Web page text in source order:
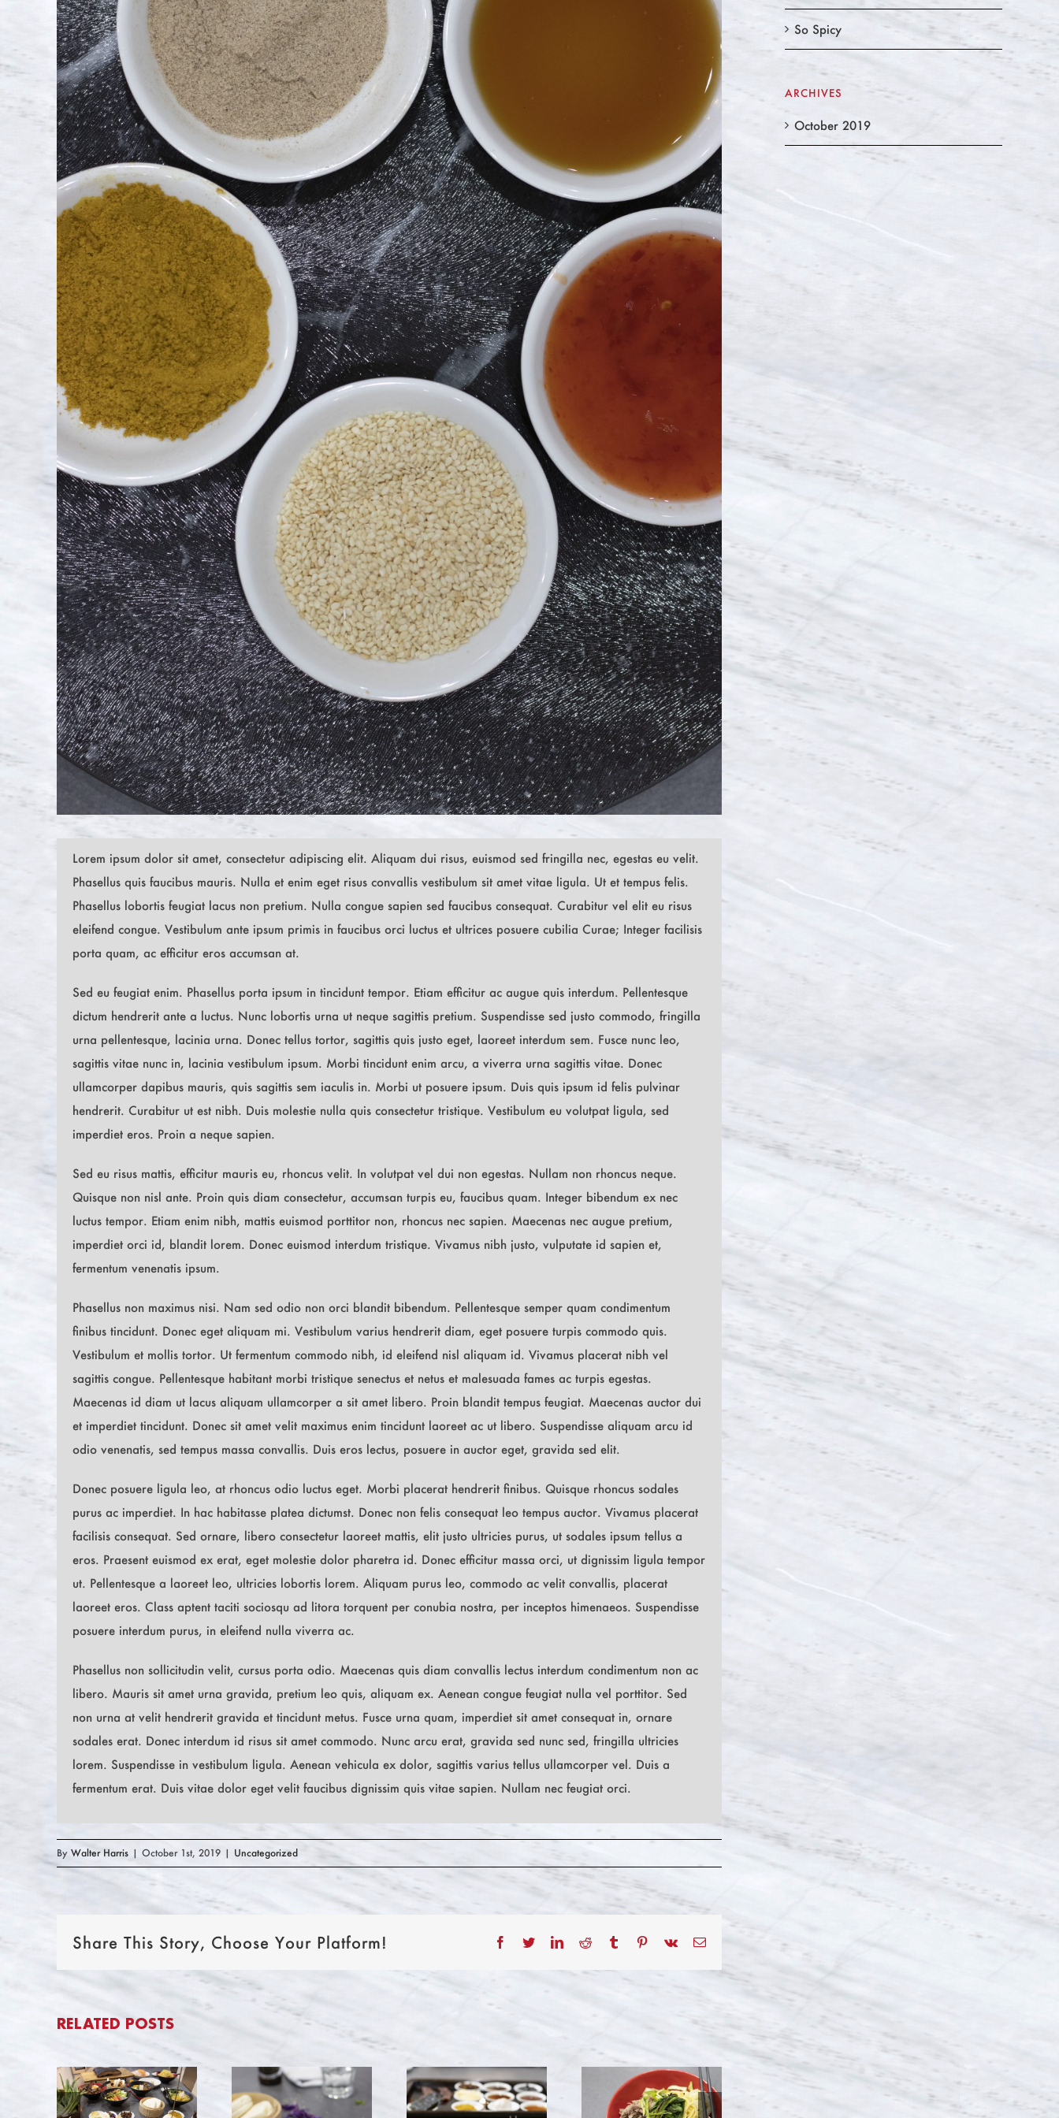
Lorem ipsum dolor sit amet, consectetur adipiscing elit. Aliquam dui risus, euismod sed fringilla nec, egestas eu velit.
Phasellus quis faucibus mauris. Nulla et enim eget risus convallis vestibulum sit amet vitae ligula. Ut et tempus felis.
Phasellus lobortis feugiat lacus non pretium. Nulla congue sapien sed faucibus consequat. Curabitur vel elit eu risus
eleifend congue. Vestibulum ante ipsum primis in faucibus orci luctus et ultrices posuere cubilia Curae; Integer facilisis
porta quam, ac efficitur eros accumsan at.
Sed eu feugiat enim. Phasellus porta ipsum in tincidunt tempor. Etiam efficitur ac augue quis interdum. Pellentesque
dictum hendrerit ante a luctus. Nunc lobortis urna ut neque sagittis pretium. Suspendisse sed justo commodo, fringilla
urna pellentesque, lacinia urna. Donec tellus tortor, sagittis quis justo eget, laoreet interdum sem. Fusce nunc leo,
sagittis vitae nunc in, lacinia vestibulum ipsum. Morbi tincidunt enim arcu, a viverra urna sagittis vitae. Donec
ullamcorper dapibus mauris, quis sagittis sem iaculis in. Morbi ut posuere ipsum. Duis quis ipsum id felis pulvinar
hendrerit. Curabitur ut est nibh. Duis molestie nulla quis consectetur tristique. Vestibulum eu volutpat ligula, sed
imperdiet eros. Proin a neque sapien.
Sed eu risus mattis, efficitur mauris eu, rhoncus velit. In volutpat vel dui non egestas. Nullam non rhoncus neque.
Quisque non nisl ante. Proin quis diam consectetur, accumsan turpis eu, faucibus quam. Integer bibendum ex nec
luctus tempor. Etiam enim nibh, mattis euismod porttitor non, rhoncus nec sapien. Maecenas nec augue pretium,
imperdiet orci id, blandit lorem. Donec euismod interdum tristique. Vivamus nibh justo, vulputate id sapien et,
fermentum venenatis ipsum.
Phasellus non maximus nisi. Nam sed odio non orci blandit bibendum. Pellentesque semper quam condimentum
finibus tincidunt. Donec eget aliquam mi. Vestibulum varius hendrerit diam, eget posuere turpis commodo quis.
Vestibulum et mollis tortor. Ut fermentum commodo nibh, id eleifend nisl aliquam id. Vivamus placerat nibh vel
sagittis congue. Pellentesque habitant morbi tristique senectus et netus et malesuada fames ac turpis egestas.
Maecenas id diam ut lacus aliquam ullamcorper a sit amet libero. Proin blandit tempus feugiat. Maecenas auctor dui
et imperdiet tincidunt. Donec sit amet velit maximus enim tincidunt laoreet ac ut libero. Suspendisse aliquam arcu id
odio venenatis, sed tempus massa convallis. Duis eros lectus, posuere in auctor eget, gravida sed elit.
Donec posuere ligula leo, at rhoncus odio luctus eget. Morbi placerat hendrerit finibus. Quisque rhoncus sodales
purus ac imperdiet. In hac habitasse platea dictumst. Donec non felis consequat leo tempus auctor. Vivamus placerat
facilisis consequat. Sed ornare, libero consectetur laoreet mattis, elit justo ultricies purus, ut sodales ipsum tellus a
eros. Praesent euismod ex erat, eget molestie dolor pharetra id. Donec efficitur massa orci, ut dignissim ligula tempor
ut. Pellentesque a laoreet leo, ultricies lobortis lorem. Aliquam purus leo, commodo ac velit convallis, placerat
laoreet eros. Class aptent taciti sociosqu ad litora torquent per conubia nostra, per inceptos himenaeos. Suspendisse
posuere interdum purus, in eleifend nulla viverra ac.
Phasellus non sollicitudin velit, cursus porta odio. Maecenas quis diam convallis lectus interdum condimentum non ac
libero. Mauris sit amet urna gravida, pretium leo quis, aliquam ex. Aenean congue feugiat nulla vel porttitor. Sed
non urna at velit hendrerit gravida et tincidunt metus. Fusce urna quam, imperdiet sit amet consequat in, ornare
sodales erat. Donec interdum id risus sit amet commodo. Nunc arcu erat, gravida sed nunc sed, fringilla ultricies
lorem. Suspendisse in vestibulum ligula. Aenean vehicula ex dolor, sagittis varius tellus ullamcorper vel. Duis a
fermentum erat. Duis vitae dolor eget velit faucibus dignissim quis vitae sapien. Nullam nec feugiat orci.
By Walter Harris | October 1st, 2019 | Uncategorized
Share This Story, Choose Your Platform! Facebook
TwitterLinkedInReddit Tumblr Pinterest
Vk Email
RELATED POSTS
So Spicy
ARCHIVES
October 2019